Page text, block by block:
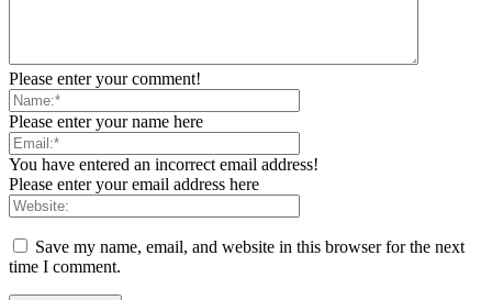
Please enter your comment!
Please enter your name here
You have entered an incorrect email address!
Please enter your email address here
Save my name, email, and website in this browser for the next
time I comment.